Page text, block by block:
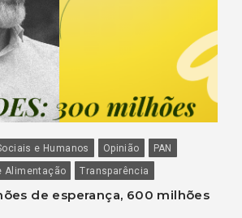
e Humanos Opinião
PAN
Alimentação Transparência
de esperança, 600 milhões